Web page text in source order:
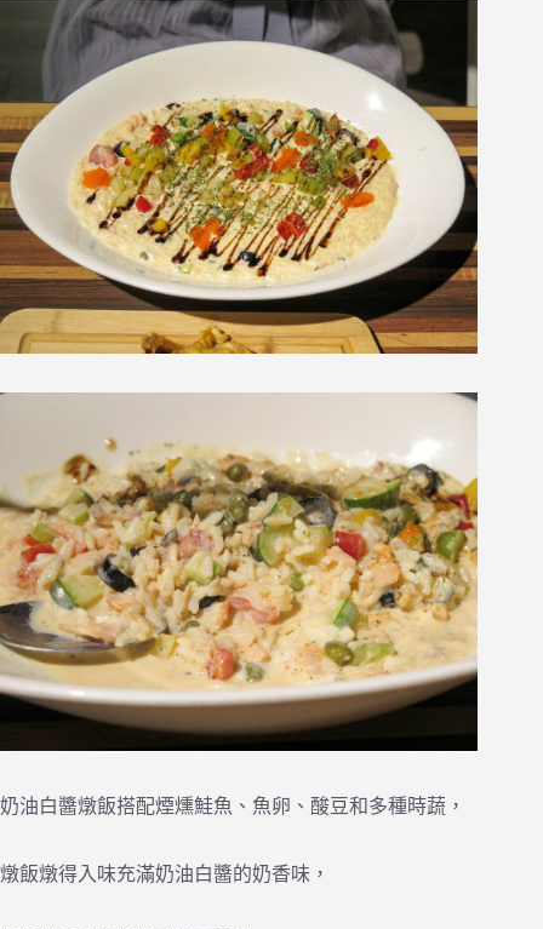
奶油白醬燉飯搭配煙燻鮭魚、魚卵、酸豆和多種時蔬，
燉飯燉得入味充滿奶油白醬的奶香味，